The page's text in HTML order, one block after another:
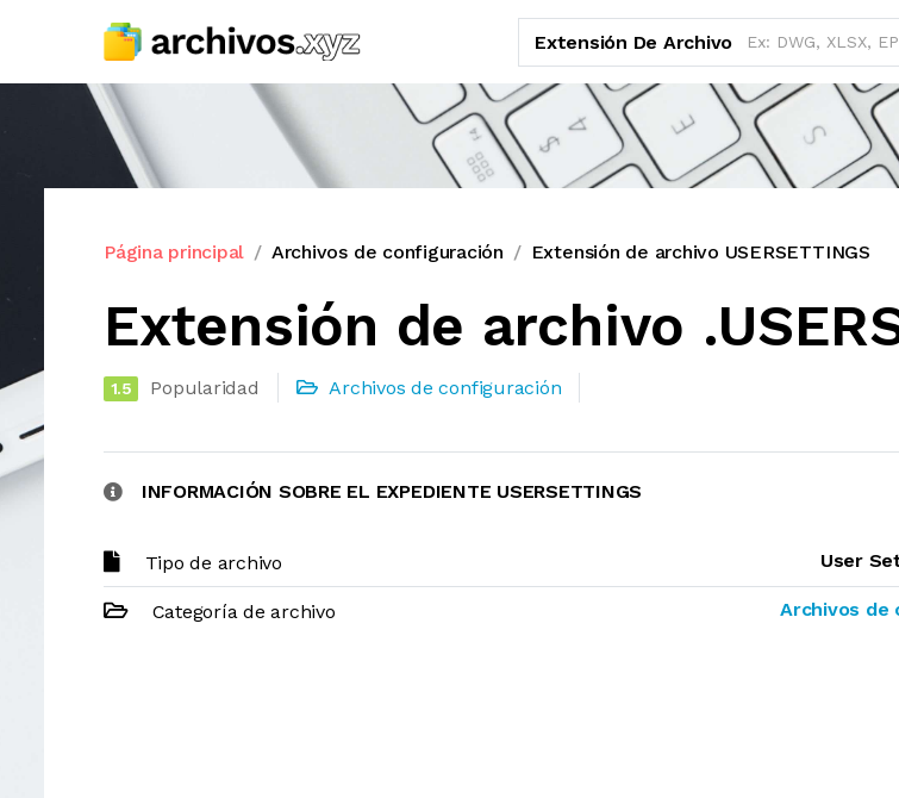
Extensión De Archivo
Página principal Archivos de configuración Extensión de archivo USERSETTINGS
Extensión de archivo
1.5 Popularidad Archivos de configuración
INFORMACIÓN SOBRE EL EXPEDIENTE USERSETTINGS
Tipo de archivo User
Categoría de archivo Archivos de